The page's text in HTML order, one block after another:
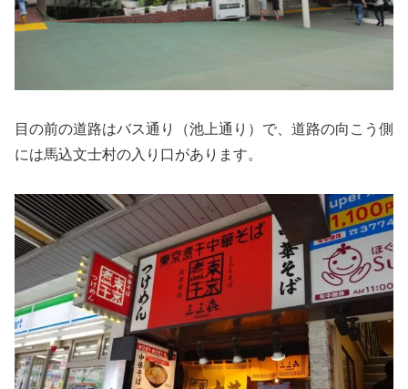
目の前の道路はバス通り（池上通り）で、道路の向こう側
には馬込文士村の入り口があります。